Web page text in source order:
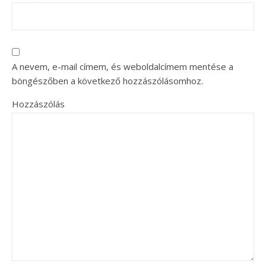
A nevem, e-mail címem, és weboldalcímem mentése a
böngészőben a következő hozzászólásomhoz.
Hozzászólás